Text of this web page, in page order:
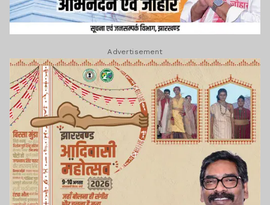
Advertisement